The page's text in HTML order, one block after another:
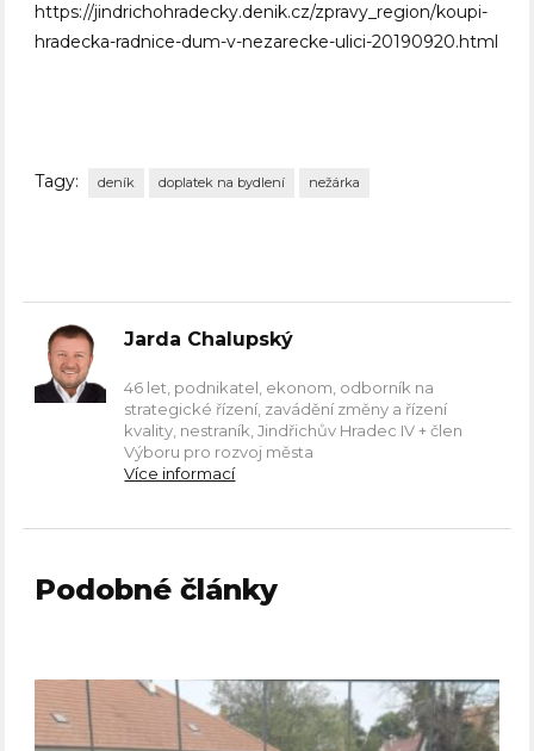
https://jindrichohradecky.denik.cz/zpravy_region/koupi-
hradecka-radnice-dum-v-nezarecke-ulici-20190920.html
Tagy: deník doplatek na bydlení nežárka
Jarda Chalupský
46 let, podnikatel, ekonom, odborník na
strategické řízení, zavádění změny a řízení
kvality, nestraník, Jindřichův Hradec IV + člen
Výboru pro rozvoj města
Více informací
Podobné články